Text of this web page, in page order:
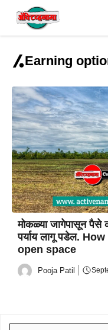
Earning
मोकळ्या जागेपासून पैसे
पर्याय लागू पडेल.
open space
Pooja Patil